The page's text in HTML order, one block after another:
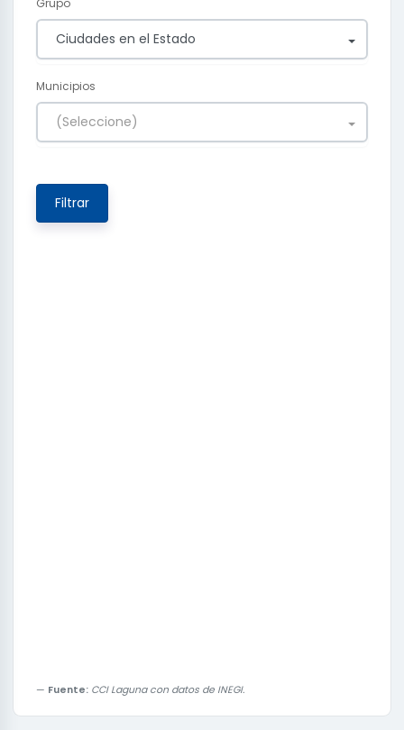
Grupo
Ciudades en el Estado
Municipios
(Seleccione)
Filtrar
Fuente: CCI Laguna con datos de INEGI.